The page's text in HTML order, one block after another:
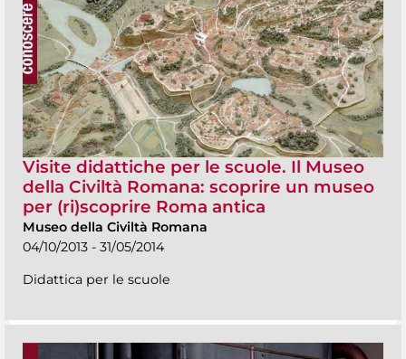
Visite didattiche per le scuole. Il Museo
della Civiltà Romana: scoprire un museo
per (ri)scoprire Roma antica
Museo della Civiltà Romana
04/10/2013 - 31/05/2014
Didattica per le scuole